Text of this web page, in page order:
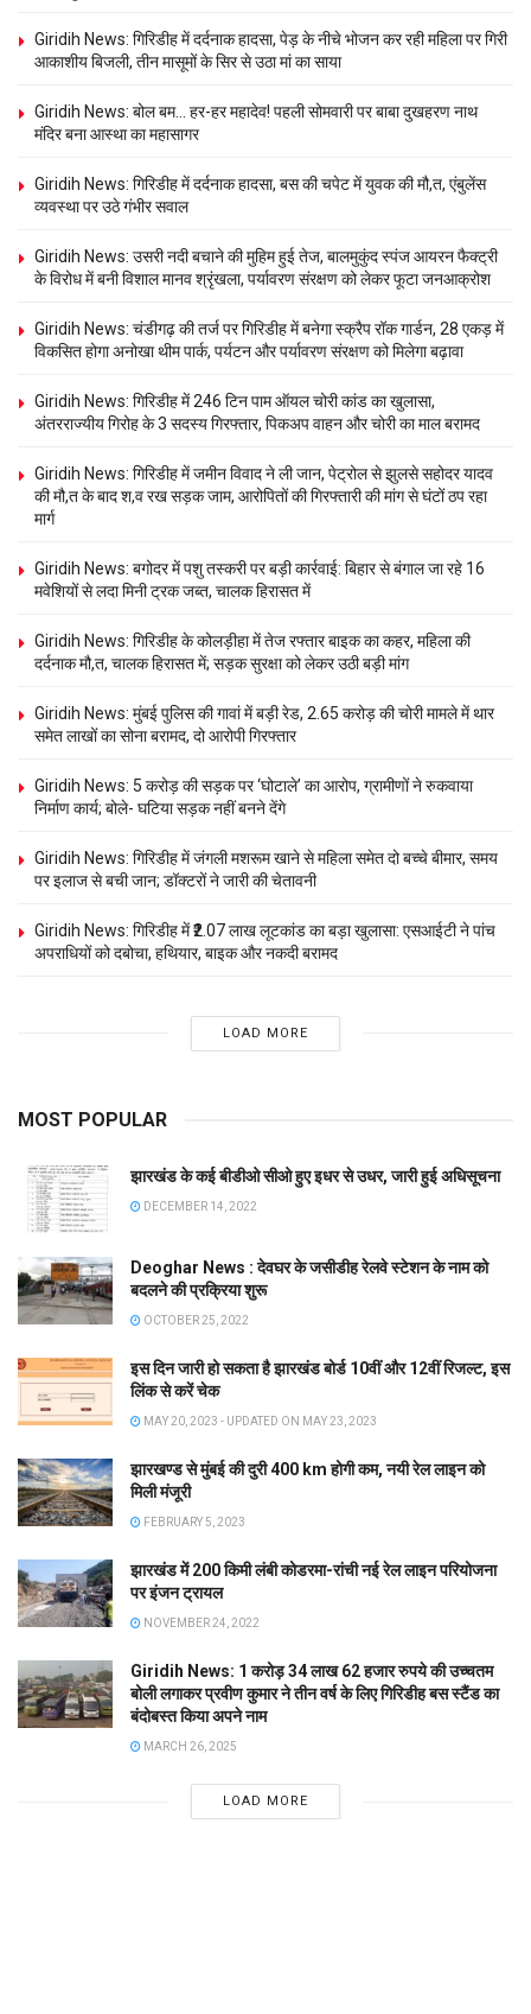
Giridih News: गिरिडीह में दर्दनाक हादसा, पेड़ के नीचे भोजन कर रही महिला पर गिरी
आकाशीय बिजली, तीन मासूमों के सिर से उठा मां का साया
Giridih News: बोल बम… हर-हर महादेव! पहली सोमवारी पर बाबा दुखहरण नाथ
मंदिर बना आस्था का महासागर
Giridih News: गिरिडीह में दर्दनाक हादसा, बस की चपेट में युवक की मौ,त, एंबुलेंस
व्यवस्था पर उठे गंभीर सवाल
Giridih News: उसरी नदी बचाने की मुहिम हुई तेज, बालमुकुंद स्पंज आयरन फैक्ट्री
के विरोध में बनी विशाल मानव श्रृंखला, पर्यावरण संरक्षण को लेकर फूटा जनआक्रोश
Giridih News: चंडीगढ़ की तर्ज पर गिरिडीह में बनेगा स्क्रैप रॉक गार्डन, 28 एकड़ में
विकसित होगा अनोखा थीम पार्क, पर्यटन और पर्यावरण संरक्षण को मिलेगा बढ़ावा
Giridih News: गिरिडीह में 246 टिन पाम ऑयल चोरी कांड का खुलासा,
अंतरराज्यीय गिरोह के 3 सदस्य गिरफ्तार, पिकअप वाहन और चोरी का माल बरामद
Giridih News: गिरिडीह में जमीन विवाद ने ली जान, पेट्रोल से झुलसे सहोदर यादव
की मौ,त के बाद श,व रख सड़क जाम, आरोपितों की गिरफ्तारी की मांग से घंटों ठप रहा
मार्ग
Giridih News: बगोदर में पशु तस्करी पर बड़ी कार्रवाई: बिहार से बंगाल जा रहे 16
मवेशियों से लदा मिनी ट्रक जब्त, चालक हिरासत में
Giridih News: गिरिडीह के कोलड़ीहा में तेज रफ्तार बाइक का कहर, महिला की
दर्दनाक मौ,त, चालक हिरासत में; सड़क सुरक्षा को लेकर उठी बड़ी मांग
Giridih News: मुंबई पुलिस की गावां में बड़ी रेड, 2.65 करोड़ की चोरी मामले में थार
समेत लाखों का सोना बरामद, दो आरोपी गिरफ्तार
Giridih News: 5 करोड़ की सड़क पर ‘घोटाले’ का आरोप, ग्रामीणों ने रुकवाया
निर्माण कार्य; बोले- घटिया सड़क नहीं बनने देंगे
Giridih News: गिरिडीह में जंगली मशरूम खाने से महिला समेत दो बच्चे बीमार, समय
पर इलाज से बची जान; डॉक्टरों ने जारी की चेतावनी
Giridih News: गिरिडीह में ₹2.07 लाख लूटकांड का बड़ा खुलासा: एसआईटी ने पांच
अपराधियों को दबोचा, हथियार, बाइक और नकदी बरामद
LOAD MORE
MOST POPULAR
झारखंड के कई बीडीओ सीओ हुए इधर से उधर, जारी हुई अधिसूचना
DECEMBER 14, 2022
Deoghar News : देवघर के जसीडीह रेलवे स्टेशन के नाम को
बदलने की प्रक्रिया शुरू
OCTOBER 25, 2022
इस दिन जारी हो सकता है झारखंड बोर्ड 10वीं और 12वीं रिजल्ट, इस
लिंक से करें चेक
MAY 20, 2023 - UPDATED ON MAY 23, 2023
झारखण्ड से मुंबई की दुरी 400 km होगी कम, नयी रेल लाइन को
मिली मंजूरी
FEBRUARY 5, 2023
झारखंड में 200 किमी लंबी कोडरमा-रांची नई रेल लाइन परियोजना
पर इंजन ट्रायल
NOVEMBER 24, 2022
Giridih News: 1 करोड़ 34 लाख 62 हजार रुपये की उच्चतम
बोली लगाकर प्रवीण कुमार ने तीन वर्ष के लिए गिरिडीह बस स्टैंड का
बंदोबस्त किया अपने नाम
MARCH 26, 2025
LOAD MORE